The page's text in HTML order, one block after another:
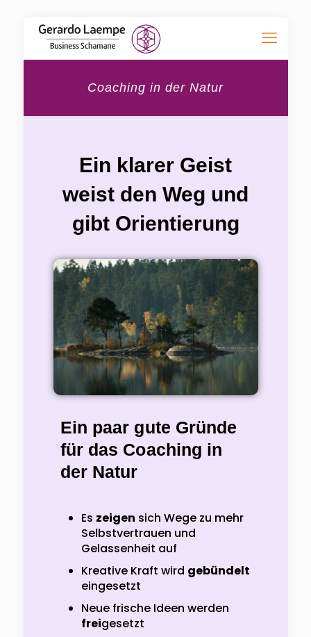
Coaching in der Natur
Ein klarer Geist
weist den Weg und
gibt Orientierung
Ein paar gute Gründe
für das Coaching in
der Natur
Es zeigen sich Wege zu mehr
Selbstvertrauen und
Gelassenheit auf
Kreative Kraft wird gebündelt
eingesetzt
Neue frische Ideen werden
freigesetzt